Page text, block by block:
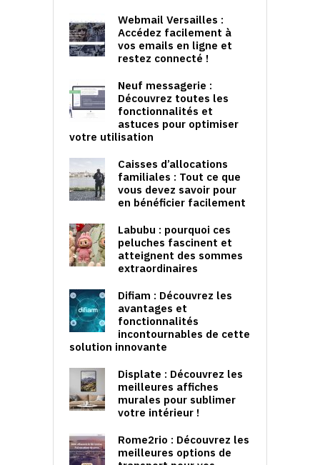
Webmail Versailles :
Accédez facilement à
vos emails en ligne et
restez connecté !
Neuf messagerie :
Découvrez toutes les
fonctionnalités et
astuces pour optimiser
votre utilisation
Caisses d’allocations
familiales : Tout ce que
vous devez savoir pour
en bénéficier facilement
Labubu : pourquoi ces
peluches fascinent et
atteignent des sommes
extraordinaires
Difiam : Découvrez les
avantages et
fonctionnalités
incontournables de cette
solution innovante
Displate : Découvrez les
meilleures affiches
murales pour sublimer
votre intérieur !
Rome2rio : Découvrez les
meilleures options de